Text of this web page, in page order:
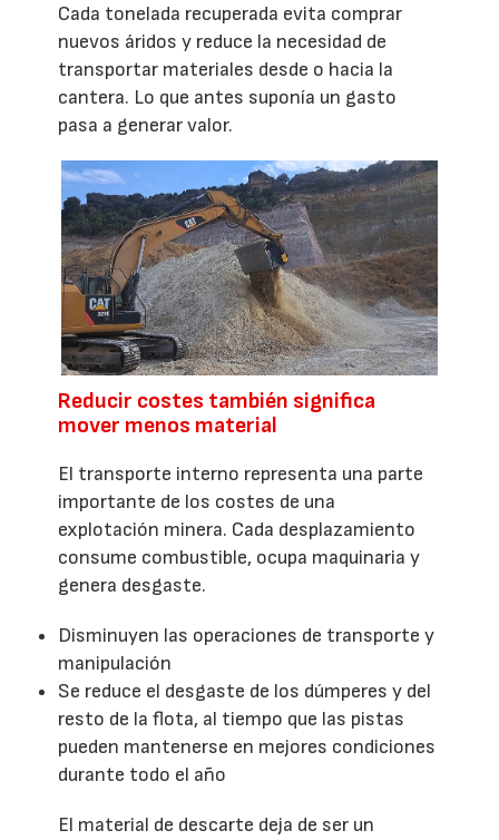
Cada tonelada recuperada evita comprar
nuevos áridos y reduce la necesidad de
transportar materiales desde o hacia la
cantera. Lo que antes suponía un gasto
pasa a generar valor.
Reducir costes también significa
mover menos material
El transporte interno representa una parte
importante de los costes de una
explotación minera. Cada desplazamiento
consume combustible, ocupa maquinaria y
genera desgaste.
Disminuyen las operaciones de transporte y
manipulación
Se reduce el desgaste de los dúmperes y del
resto de la flota, al tiempo que las pistas
pueden mantenerse en mejores condiciones
durante todo el año
El material de descarte deja de ser un